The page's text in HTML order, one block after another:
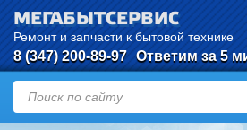
МЕГАБЫТСЕРВИС
Ремонт и запчасти к бытовой технике
8 (347) 200-89-97 Ответим за 5